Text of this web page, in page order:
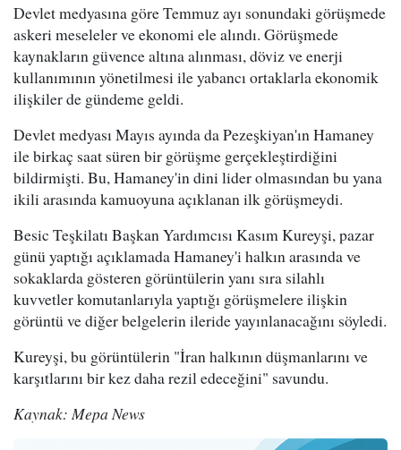
Devlet medyasına göre Temmuz ayı sonundaki görüşmede
askeri meseleler ve ekonomi ele alındı. Görüşmede
kaynakların güvence altına alınması, döviz ve enerji
kullanımının yönetilmesi ile yabancı ortaklarla ekonomik
ilişkiler de gündeme geldi.
Devlet medyası Mayıs ayında da Pezeşkiyan'ın Hamaney
ile birkaç saat süren bir görüşme gerçekleştirdiğini
bildirmişti. Bu, Hamaney'in dini lider olmasından bu yana
ikili arasında kamuoyuna açıklanan ilk görüşmeydi.
Besic Teşkilatı Başkan Yardımcısı Kasım Kureyşi, pazar
günü yaptığı açıklamada Hamaney'i halkın arasında ve
sokaklarda gösteren görüntülerin yanı sıra silahlı
kuvvetler komutanlarıyla yaptığı görüşmelere ilişkin
görüntü ve diğer belgelerin ileride yayınlanacağını söyledi.
Kureyşi, bu görüntülerin "İran halkının düşmanlarını ve
karşıtlarını bir kez daha rezil edeceğini" savundu.
Kaynak: Mepa News